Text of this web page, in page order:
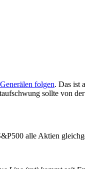
folgen. Das ist
sollte von
alle Aktien